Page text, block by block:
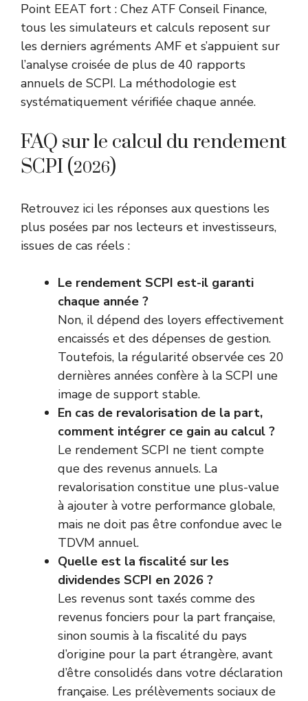
Point EEAT fort : Chez ATF Conseil Finance,
tous les simulateurs et calculs reposent sur
les derniers agréments AMF et s’appuient sur
l’analyse croisée de plus de 40 rapports
annuels de SCPI. La méthodologie est
systématiquement vérifiée chaque année.
FAQ sur le calcul du rendement
SCPI (2026)
Retrouvez ici les réponses aux questions les
plus posées par nos lecteurs et investisseurs,
issues de cas réels :
Le rendement SCPI est-il garanti
chaque année ?
Non, il dépend des loyers effectivement
encaissés et des dépenses de gestion.
Toutefois, la régularité observée ces 20
dernières années confère à la SCPI une
image de support stable.
En cas de revalorisation de la part,
comment intégrer ce gain au calcul ?
Le rendement SCPI ne tient compte
que des revenus annuels. La
revalorisation constitue une plus-value
à ajouter à votre performance globale,
mais ne doit pas être confondue avec le
TDVM annuel.
Quelle est la fiscalité sur les
dividendes SCPI en 2026 ?
Les revenus sont taxés comme des
revenus fonciers pour la part française,
sinon soumis à la fiscalité du pays
d’origine pour la part étrangère, avant
d’être consolidés dans votre déclaration
française. Les prélèvements sociaux de